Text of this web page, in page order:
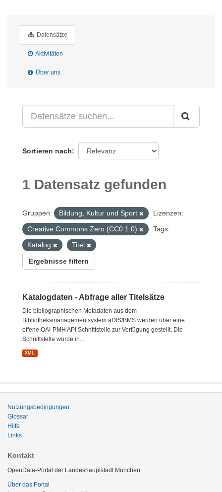
Datensätze
Aktivitäten
Über uns
Sortieren nach
1 Datensatz gefunden
Gruppen: Bildung, Kultur und Sport
Lizenzen:
Creative Commons Zero (CC0 1.0)
Tags:
Katalog
Titel
Ergebnisse filtern
Katalogdaten - Abfrage aller Titelsätze
Die bibliographischen Metadaten aus dem
Bibliotheksmanagementsystem aDIS/BMS werden über eine
offene OAI-PMH API Schnittstelle zur Verfügung gestellt. Die
Schnittstelle wurde in...
XML
Nutzungsbedingungen
Glossar
Hilfe
Links
Kontakt
OpenData-Portal der Landeshauptstadt München
Über das Portal